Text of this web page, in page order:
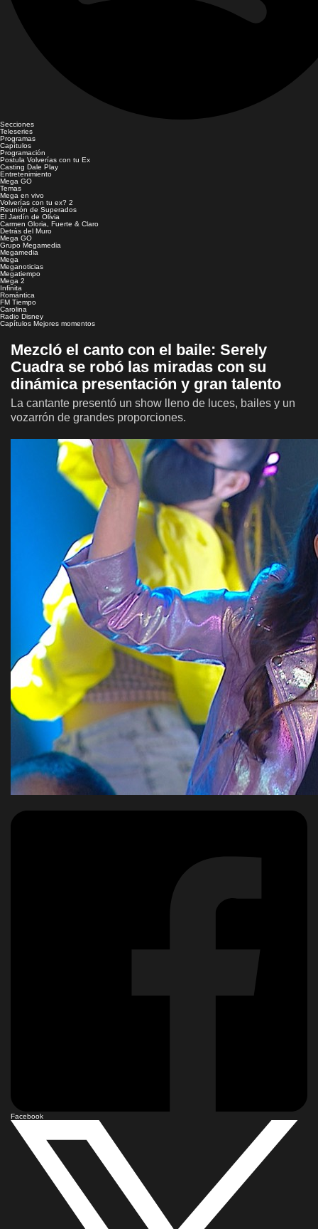
Secciones
Teleseries
Programas
Capítulos
Programación
Postula Volverías con tu Ex
Casting Dale Play
Entretenimiento
Mega GO
Temas
Mega en vivo
Volverías con tu ex? 2
Reunión de Superados
El Jardín de Olivia
Carmen Gloria, Fuerte & Claro
Detrás del Muro
Mega GO
Grupo Megamedia
Megamedia
Mega
Meganoticias
Megatiempo
Mega 2
Infinita
Romántica
FM Tiempo
Carolina
Radio Disney
Capítulos Mejores momentos
Mezcló el canto con el baile: Serely
Cuadra se robó las miradas con su
dinámica presentación y gran talento
La cantante presentó un show lleno de luces, bailes y un
vozarrón de grandes proporciones.
Facebook